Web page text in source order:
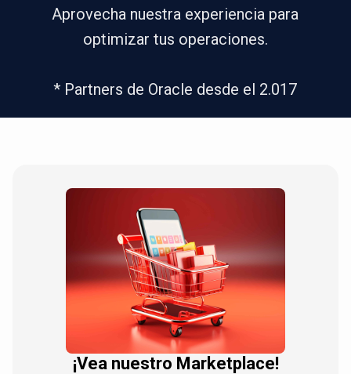
Aprovecha nuestra experiencia para
optimizar tus operaciones.
* Partners de Oracle desde el 2.017
¡Vea nuestro Marketplace!